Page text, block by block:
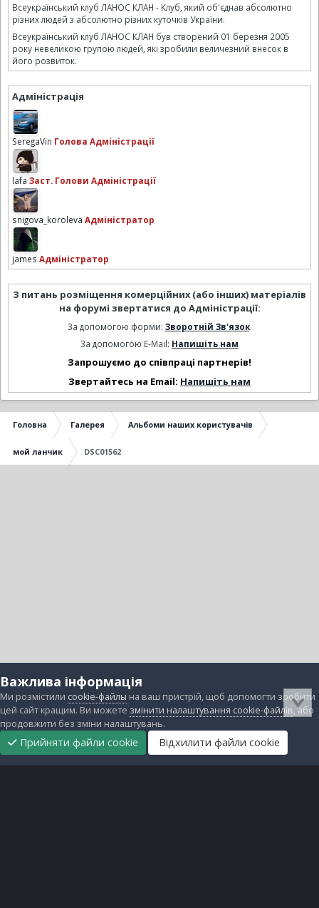
Всеукраїнський клуб ЛАНОС КЛАН - Клуб, який об'єднав абсолютно
різних людей з абсолютно різних куточків України.
Всеукраїнський клуб ЛАНОС КЛАН був створений 01 березня 2005
року невеликою групою людей, які зробили величезний внесок в
його розвиток.
Адміністрація
SeregaVin Голова Адміністрації
lafa Заст. Голови Адміністрації
snigova_koroleva Адміністратор
james Адміністратор
З питань розміщення комерційних (або інших) матеріалів
на форумі звертатися до Адміністрації:
За допомогою форми: Зворотній Зв'язок.
За допомогою E-Mail: Напишіть нам
Запрошуємо до співпраці партнерів!
Звертайтесь на Email: Напишіть нам
Головна Галерея Альбоми наших користувачів
мой ланчик DSC01562
Важлива інформація
Ми розмістили cookie-файлы на ваш пристрій, щоб допомогти зробити
цей сайт кращим. Ви можете змінити налаштування cookie-файлів, або
продовжити без зміни налаштувань.
Прийняти файли cookie Відхилити файли cookie
Головна
Підтримати
нас
Прибрати
рекламу
Завантаження Непрочитані Реєстрація